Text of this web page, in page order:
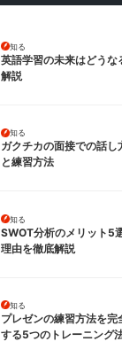
英語学習の未来はどう
解説
知る
ガクチカの面接での話し
と練習方法
知る
SWOT分析のメリット5
理由を徹底解説
知る
プレゼンの練習方法を
する5つのトレーニング
知る